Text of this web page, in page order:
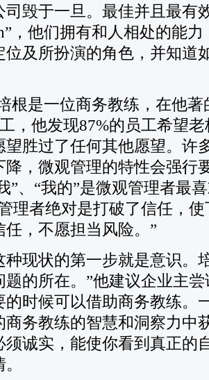
司毁于一旦。最佳并且最有
，他们拥有和人相处的能
位及所扮演的角色，并知道
是一位商务教练，在他著
，他发现87%的员工希望
望胜过了任何其他愿望。许
降，微观管理的特性会强行
”、“我的”是微观管理者最
理者绝对是打破了信任，
任，不愿担当风险。”
状的第一步就是意识。
题的所在。”他建议企业主
的时候可以借助商务教练。
商务教练的智慧和洞察力中
须诚实，能使你看到真正的